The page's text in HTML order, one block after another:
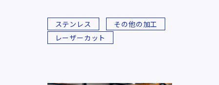
ステンレス
その他の加工
レーザーカット